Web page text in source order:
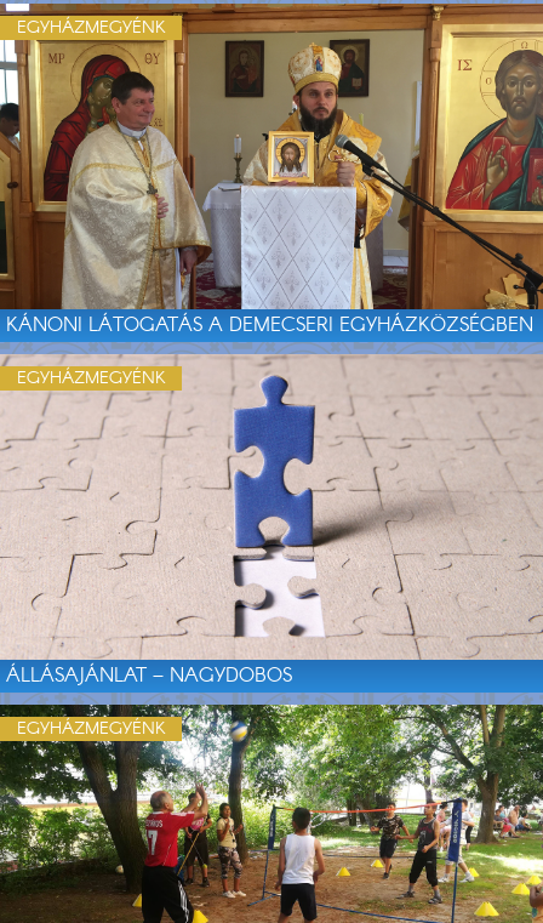
KÁNONI LÁTOGATÁS A DEMECSERI EGYHÁZKÖZSÉGBEN
EGYHÁZMEGYÉNK
ÁLLÁSAJÁNLAT – NAGYDOBOS
EGYHÁZMEGYÉNK
EGYHÁZMEGYÉNK